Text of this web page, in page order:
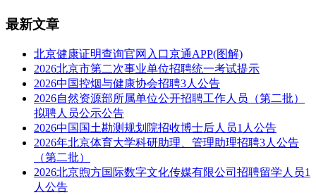
最新文章
北京健康证明查询官网入口京通APP(图解)
2026北京市第二次事业单位招聘统一考试提示
2026中国控烟与健康协会招聘3人公告
2026自然资源部所属单位公开招聘工作人员（第二批）
拟聘人员公示公告
2026中国国土勘测规划院招收博士后人员1人公告
2026年北京体育大学科研助理、管理助理招聘3人公告
（第二批）
2026北京煦方国际数字文化传媒有限公司招聘留学人员1
人公告